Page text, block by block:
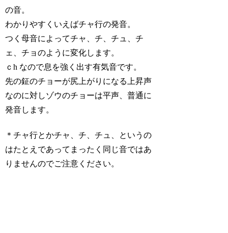
の音。
わかりやすくいえばチャ行の発音。
つく母音によってチャ、チ、チュ、チ
ェ、チョのように変化します。
ｃh なので息を強く出す有気音です。
先の鉦のチョーが尻上がりになる上昇声
なのに対しゾウのチョーは平声、普通に
発音します。
＊チャ行とかチャ、チ、チュ、というの
はたとえであってまったく同じ音ではあ
りませんのでご注意ください。